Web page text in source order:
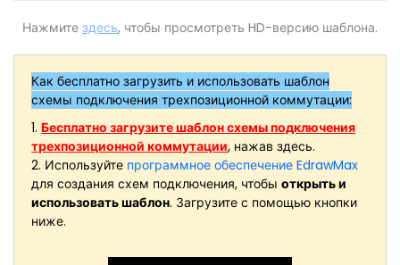
Нажмите здесь, чтобы просмотреть HD-версию шаблона.
Как бесплатно загрузить и использовать шаблон
схемы подключения трехпозиционной коммутации:
1.Бесплатно загрузите шаблон схемы подключения
трехпозиционной коммутации, нажав здесь.
2. Используйте программное обеспечение EdrawMax
для создания схем подключения, чтобыоткрыть и
использовать шаблон. Загрузите с помощью кнопки
ниже.